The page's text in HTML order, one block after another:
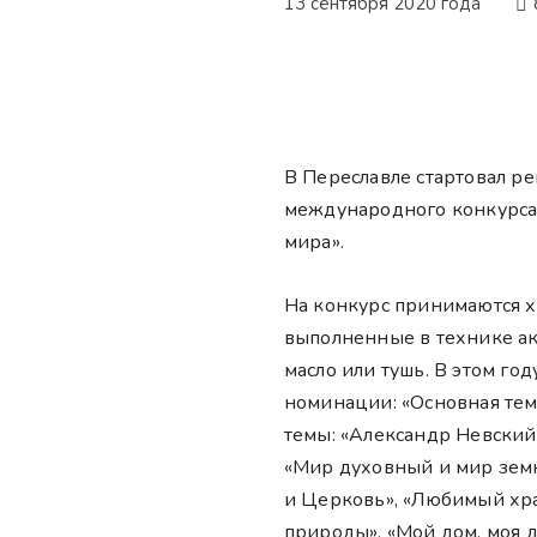
В Переславле стартовал
международного
мира».
На конкурс принимаются
выполненные в технике
масло или тушь. В этом
номинации: «Основная
темы: «Александр
«Мир духовный и мир
и Церковь», «Любимый